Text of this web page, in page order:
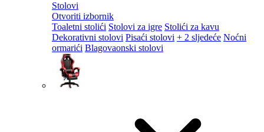
Stolovi
Otvoriti izbornik
Toaletni stolići Stolovi za igre Stolići za kavu
Dekorativni stolovi Pisaći stolovi + 2 sljedeće Noćni
ormarići Blagovaonski stolovi